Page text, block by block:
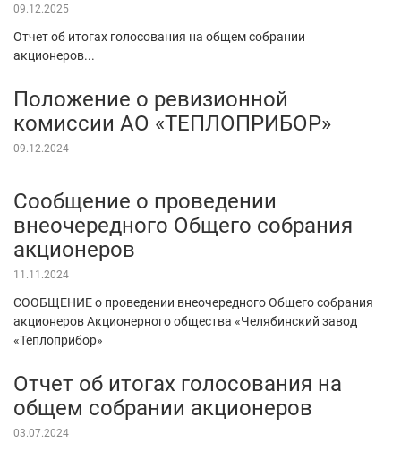
09.12.2025
Отчет об итогах голосования на общем собрании
акционеров...
Положение о ревизионной
комиссии АО «ТЕПЛОПРИБОР»
09.12.2024
Сообщение о проведении
внеочередного Общего собрания
акционеров
11.11.2024
СООБЩЕНИЕ о проведении внеочередного Общего собрания
акционеров Акционерного общества «Челябинский завод
«Теплоприбор»
Отчет об итогах голосования на
общем собрании акционеров
03.07.2024